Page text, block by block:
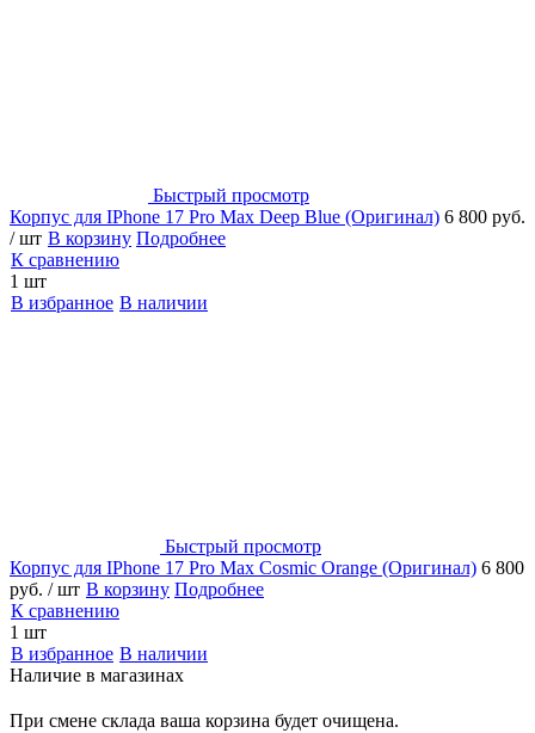
Быстрый просмотр
Корпус для IPhone 17 Pro Max Deep Blue (Оригинал) 6 800 руб.
/ шт В корзину Подробнее
К сравнению
1 шт
В избранное В наличии
Быстрый просмотр
Корпус для IPhone 17 Pro Max Cosmic Orange (Оригинал) 6 800
руб. / шт В корзину Подробнее
К сравнению
1 шт
В избранное В наличии
Наличие в магазинах
При смене склада ваша корзина будет очищена.